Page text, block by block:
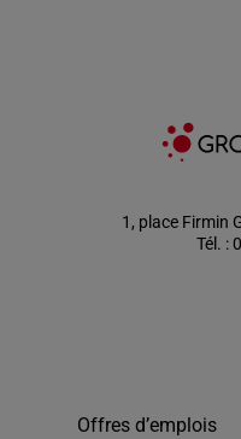
1, place Firmin
Tél. :
Offres d’emplois